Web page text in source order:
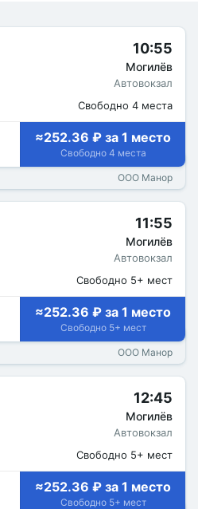
10:55
Могилёв
Автовокзал
Свободно 4 места
≈252.36 ₽ за 1 место
Свободно 4 места
ООО Манор
11:55
Могилёв
Автовокзал
Свободно 5+ мест
≈252.36 ₽ за 1 место
Свободно 5+ мест
ООО Манор
12:45
Могилёв
Автовокзал
Свободно 5+ мест
≈252.36 ₽ за 1 место
Свободно 5+ мест